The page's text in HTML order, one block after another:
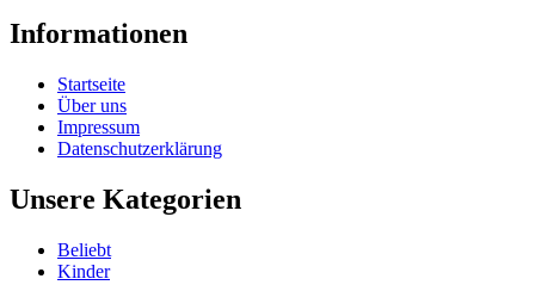
Informationen
Startseite
Über uns
Impressum
Datenschutzerklärung
Unsere Kategorien
Beliebt
Kinder